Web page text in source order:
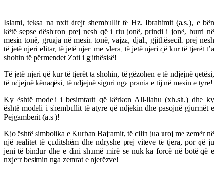
Islami, teksa na nxit drejt shembullit të Hz. Ibrahimit (a.s.), e bën
këtë sepse dëshiron prej nesh që i riu jonë, prindi i jonë, burri në
mesin tonë, gruaja në mesin tonë, vajza, djali, gjithësecili prej nesh
të jetë njeri elitar, të jetë njeri me vlera, të jetë njeri që kur të tjerët t’a
shohin të përmendet Zoti i gjithësisë!
Të jetë njeri që kur të tjerët ta shohin, të gëzohen e të ndjejnë qetësi,
të ndjejnë kënaqësi, të ndjejnë siguri nga prania e tij në mesin e tyre!
Ky është modeli i besimtarit që kërkon All-llahu (xh.sh.) dhe ky
është modeli i shembullit të atyre që ndjekin dhe pasojnë gjurmët e
Pejgamberit (a.s.)!
Kjo është simbolika e Kurban Bajramit, të cilin jua uroj me zemër në
një realitet të çuditshëm dhe ndryshe prej viteve të tjera, por që ju
jeni të bindur dhe e dini shumë mirë se nuk ka forcë në botë që e
nxjerr besimin nga zemrat e njerëzve!